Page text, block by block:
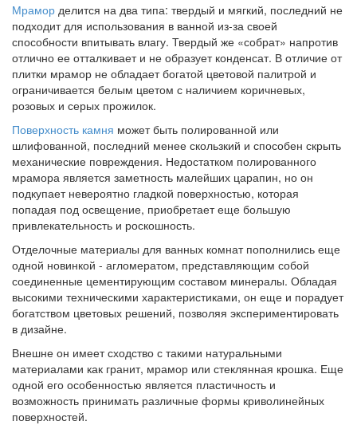
Мрамор делится на два типа: твердый и мягкий, последний не
подходит для использования в ванной из-за своей
способности впитывать влагу. Твердый же «собрат» напротив
отлично ее отталкивает и не образует конденсат. В отличие от
плитки мрамор не обладает богатой цветовой палитрой и
ограничивается белым цветом с наличием коричневых,
розовых и серых прожилок.
Поверхность камня может быть полированной или
шлифованной, последний менее скользкий и способен скрыть
механические повреждения. Недостатком полированного
мрамора является заметность малейших царапин, но он
подкупает невероятно гладкой поверхностью, которая
попадая под освещение, приобретает еще большую
привлекательность и роскошность.
Отделочные материалы для ванных комнат пополнились еще
одной новинкой - агломератом, представляющим собой
соединенные цементирующим составом минералы. Обладая
высокими техническими характеристиками, он еще и порадует
богатством цветовых решений, позволяя экспериментировать
в дизайне.
Внешне он имеет сходство с такими натуральными
материалами как гранит, мрамор или стеклянная крошка. Еще
одной его особенностью является пластичность и
возможность принимать различные формы криволинейных
поверхностей.